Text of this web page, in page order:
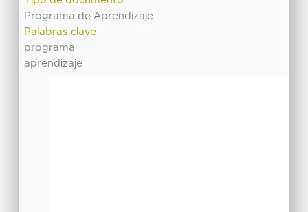
Programa de Aprendizaje
Palabras clave
programa
aprendizaje